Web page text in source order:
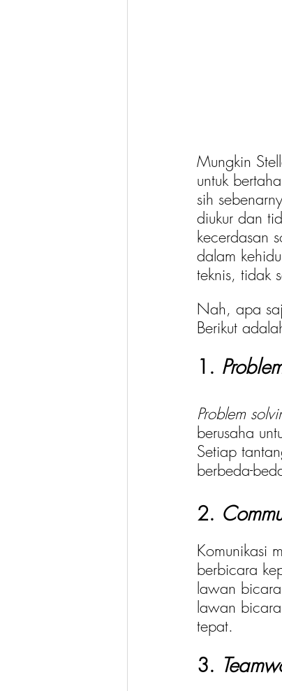
Mungkin
untuk
sih
diukur dan
kecerdasan
dalam
teknis, tidak
Nah, apa
Berikut
1.
Problem
berusaha
Setiap
berbeda-
2.
Komunikasi
berbicara
lawan
lawan
tepat.
3.